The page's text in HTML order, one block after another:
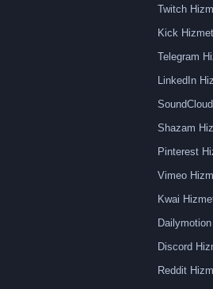
Twitch
Kick
Telegram
LinkedIn
Shazam
Pinterest
Vimeo
Kwai
Discord
Reddit